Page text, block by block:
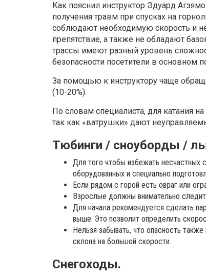
Как пояснил инструктор Эдуард
получения травм при спусках на
соблюдают необходимую скорость и
препятствие, а также не обладают
трассы имеют разный уровень
безопасности посетители в основном
За помощью к инструктору чаще
(10-20%).
По словам специалиста, для катания
так как «ватрушки» дают
Тюбинги / сноуборды /
Для того чтобы избежать несчастных
оборудованных и специально
Если рядом с горой есть овраг или
Взрослые должны внимательно
Для начала рекомендуется сделать
выше. Это позволит определить
Нельзя забывать, что опасность
склона на большой скорости.
Снегоходы.